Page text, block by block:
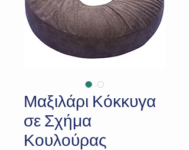
Μαξιλάρι Κόκκυγα
σε Σχήμα
Κουλούρας